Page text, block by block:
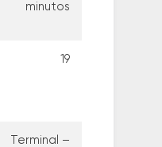
minutos
19
Terminal –